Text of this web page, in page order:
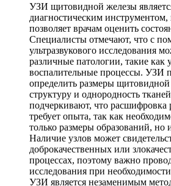
УЗИ щитовидной железы
диагностическим инструментом,
позволяет врачам оценить
Специалисты отмечают, что с
ультразвукового исследования
различные патологии, такие как
воспалительные процессы. УЗИ
определить размеры
структуру и однородность
подчеркивают, что расшифровка
требует опыта, так как
только размеры образований, но
Наличие узлов может
доброкачественных или
процессах, поэтому важно
исследования при
УЗИ является незаменимым